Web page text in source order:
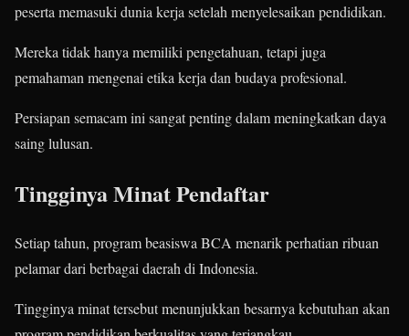
peserta memasuki dunia kerja setelah menyelesaikan pendidikan.
Mereka tidak hanya memiliki pengetahuan, tetapi juga
pemahaman mengenai etika kerja dan budaya profesional.
Persiapan semacam ini sangat penting dalam meningkatkan daya
saing lulusan.
Tingginya Minat Pendaftar
Setiap tahun, program beasiswa BCA menarik perhatian ribuan
pelamar dari berbagai daerah di Indonesia.
Tingginya minat tersebut menunjukkan besarnya kebutuhan akan